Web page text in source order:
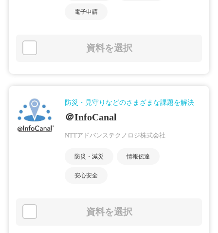
電子申請
資料を選択
防災・見守りなどのさまざまな課題を解決
＠InfoCanal
NTTアドバンステクノロジ株式会社
防災・減災 情報伝達
安心安全
資料を選択